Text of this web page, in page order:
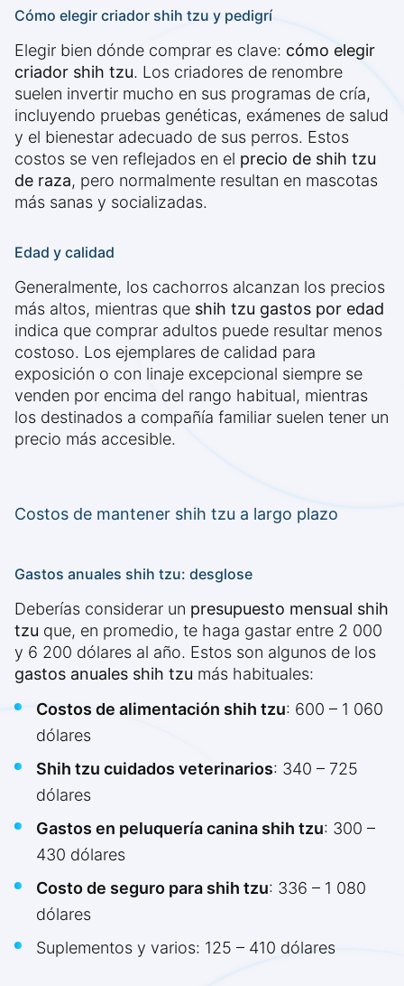
Cómo elegir criador shih tzu y pedigrí
Elegir bien dónde comprar es clave: cómo elegir
criador shih tzu. Los criadores de renombre
suelen invertir mucho en sus programas de cría,
incluyendo pruebas genéticas, exámenes de salud
y el bienestar adecuado de sus perros. Estos
costos se ven reflejados en el precio de shih tzu
de raza, pero normalmente resultan en mascotas
más sanas y socializadas.
Edad y calidad
Generalmente, los cachorros alcanzan los precios
más altos, mientras que shih tzu gastos por edad
indica que comprar adultos puede resultar menos
costoso. Los ejemplares de calidad para
exposición o con linaje excepcional siempre se
venden por encima del rango habitual, mientras
los destinados a compañía familiar suelen tener un
precio más accesible.
Costos de mantener shih tzu a largo plazo
Gastos anuales shih tzu: desglose
Deberías considerar un presupuesto mensual shih
tzu que, en promedio, te haga gastar entre 2 000
y 6 200 dólares al año. Estos son algunos de los
gastos anuales shih tzu más habituales:
Costos de alimentación shih tzu: 600 – 1 060
dólares
Shih tzu cuidados veterinarios: 340 – 725
dólares
Gastos en peluquería canina shih tzu: 300 –
430 dólares
Costo de seguro para shih tzu: 336 – 1 080
dólares
Suplementos y varios: 125 – 410 dólares